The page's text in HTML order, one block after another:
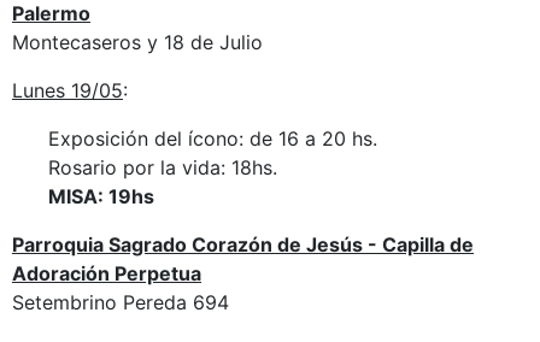
Palermo
Montecaseros y 18 de Julio
Lunes 19/05:
Exposición del ícono: de 16 a 20 hs.
Rosario por la vida: 18hs.
MISA: 19hs
Parroquia Sagrado Corazón de Jesús - Capilla de
Adoración Perpetua
Setembrino Pereda 694